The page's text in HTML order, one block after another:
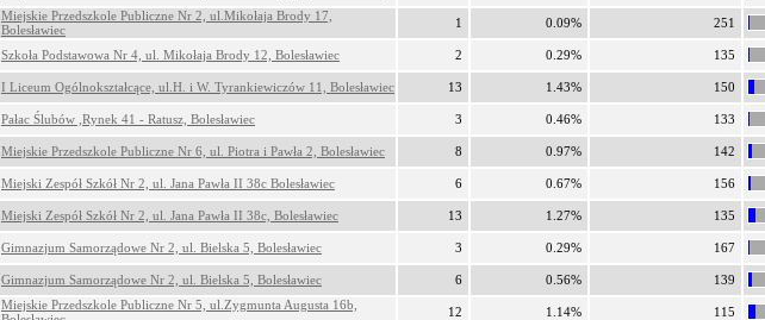
Miejskie Przedszkole Publiczne Nr 2, ul.Mikołaja Brody 17,
Bolesławiec
1 0.09% 251
Szkoła Podstawowa Nr 4, ul. Mikołaja Brody 12, Bolesławiec 2 0.29% 135
I Liceum Ogólnokształcące, ul.H. i W. Tyrankiewiczów 11, Bolesławiec 13 1.43% 150
Pałac Ślubów ,Rynek 41 - Ratusz, Bolesławiec 3 0.46% 133
Miejskie Przedszkole Publiczne Nr 6, ul. Piotra i Pawła 2, Bolesławiec 8 0.97% 142
Miejski Zespół Szkół Nr 2, ul. Jana Pawła II 38c Bolesławiec 6 0.67% 156
Miejski Zespół Szkół Nr 2, ul. Jana Pawła II 38c, Bolesławiec 13 1.27% 135
Gimnazjum Samorządowe Nr 2, ul. Bielska 5, Bolesławiec 3 0.29% 167
Gimnazjum Samorządowe Nr 2, ul. Bielska 5, Bolesławiec 6 0.56% 139
Miejskie Przedszkole Publiczne Nr 5, ul.Zygmunta Augusta 16b,
12 1.14% 115